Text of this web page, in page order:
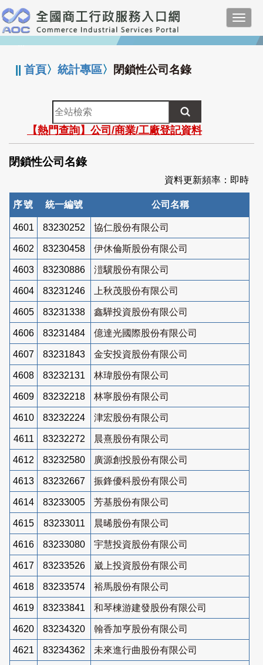
跳
到
主
要
:::
||首頁〉統計專區〉 閉鎖性公司名錄
全
站
檢
索
【熱門查詢】公司/商業/工廠登記資料
閉鎖性公司名錄
資料更新頻率：即時
序號 統一編號 公司名稱
4601 83230252 協仁股份有限公司
4602 83230458 伊休倫斯股份有限公司
4603 83230886 溰驥股份有限公司
4604 83231246 上秋茂股份有限公司
4605 83231338 鑫驊投資股份有限公司
4606 83231484 億達光國際股份有限公司
4607 83231843 金安投資股份有限公司
4608 83232131 林瑋股份有限公司
4609 83232218 林寧股份有限公司
4610 83232224 津宏股份有限公司
4611 83232272 晨熹股份有限公司
4612 83232580 廣源創投股份有限公司
4613 83232667 振鋒優科股份有限公司
4614 83233005 芳基股份有限公司
4615 83233011 晨晞股份有限公司
4616 83233080 宇慧投資股份有限公司
4617 83233526 崴上投資股份有限公司
4618 83233574 裕馬股份有限公司
4619 83233841 和琴棟游建發股份有限公司
4620 83234320 翰香加亨股份有限公司
4621 83234362 未來進行曲股份有限公司